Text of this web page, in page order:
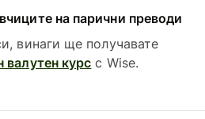
на парични преводи
винаги ще получавате
валутен курс с Wise.